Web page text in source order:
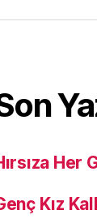
Her
Kız